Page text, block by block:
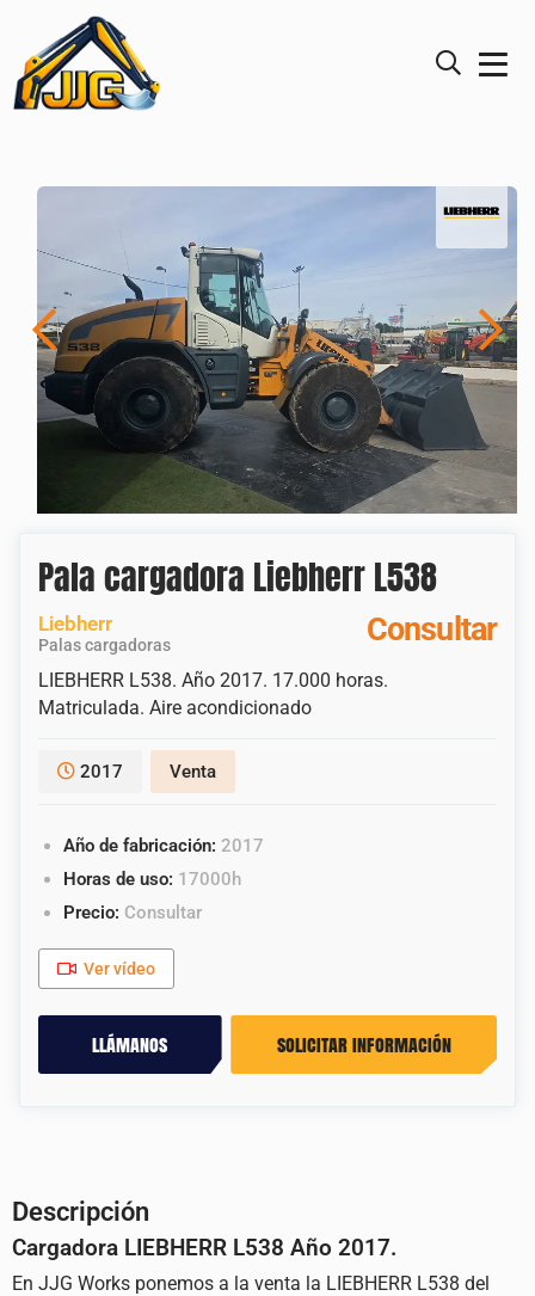
Pala cargadora Liebherr L538
Liebherr
Palas cargadoras Consultar
LIEBHERR L538. Año 2017. 17.000 horas.
Matriculada. Aire acondicionado
2017 Venta
Año de fabricación: 2017
Horas de uso: 17000h
Precio: Consultar
Ver vídeo
llámanos solicitar información
Descripción
Cargadora LIEBHERR L538 Año 2017.
En JJG Works ponemos a la venta la LIEBHERR L538 del